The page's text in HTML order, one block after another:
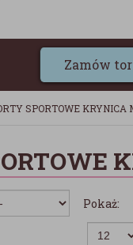
Zamów
SPORTOWE KRYNICA
Pokaż: